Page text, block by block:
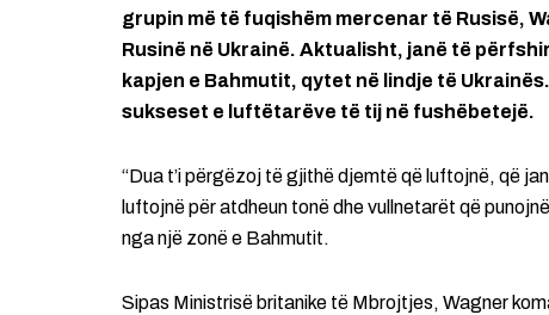
grupin më të fuqishëm mercenar të Rusisë,
Rusinë në Ukrainë. Aktualisht, janë të
kapjen e Bahmutit, qytet në lindje të
sukseset e luftëtarëve të tij në fushëbetejë.
“Dua t’i përgëzoj të gjithë djemtë që luftojnë, që
luftojnë për atdheun tonë dhe vullnetarët që
nga një zonë e Bahmutit.
Sipas Ministrisë britanike të Mbrojtjes, Wagner